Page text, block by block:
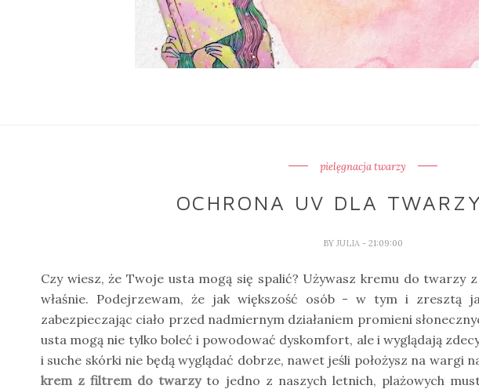
pielęgnacja twarzy
OCHRONA UV DLA
BYJULIA - 21:09:00
Czy wiesz, że Twoje usta mogą się spalić? Używasz kremu do twarzy z
właśnie. Podejrzewam, że jak większość osób - w tym i zresztą
zabezpieczając ciało przed nadmiernym działaniem promieni
usta mogą nie tylko boleć i powodować dyskomfort, ale i wyglądają
i suche skórki nie będą wyglądać dobrze, nawet jeśli położysz na wargi
krem z filtrem do twarzyto jedno z naszych letnich, plażowych